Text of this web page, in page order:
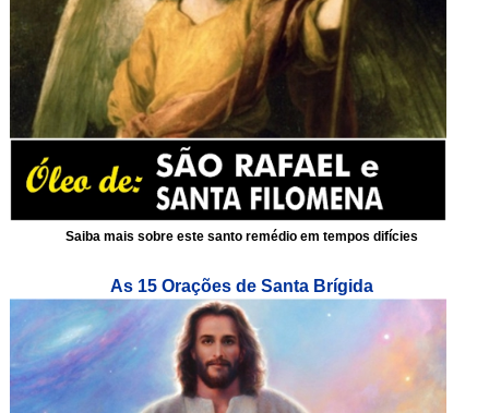
Saiba mais sobre este santo remédio em tempos difícies
As 15 Orações de Santa Brígida